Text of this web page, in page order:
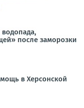
после заморозки
в Херсонской